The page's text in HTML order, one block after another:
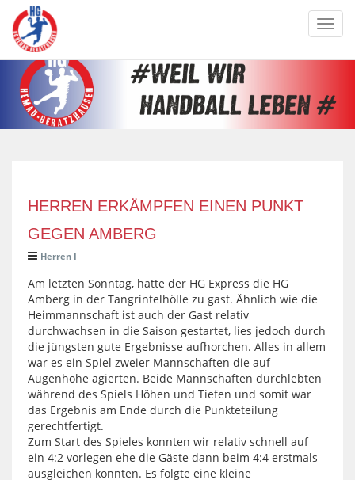
HERREN ERKÄMPFEN EINEN PUNKT
GEGEN AMBERG
Herren I
Am letzten Sonntag, hatte der HG Express die HG
Amberg in der Tangrintelhölle zu gast. Ähnlich wie die
Heimmannschaft ist auch der Gast relativ
durchwachsen in die Saison gestartet, lies jedoch durch
die jüngsten gute Ergebnisse aufhorchen. Alles in allem
war es ein Spiel zweier Mannschaften die auf
Augenhöhe agierten. Beide Mannschaften durchlebten
während des Spiels Höhen und Tiefen und somit war
das Ergebnis am Ende durch die Punkteteilung
gerechtfertigt.
Zum Start des Spieles konnten wir relativ schnell auf
ein 4:2 vorlegen ehe die Gäste dann beim 4:4 erstmals
ausgleichen konnten. Es folgte eine kleine